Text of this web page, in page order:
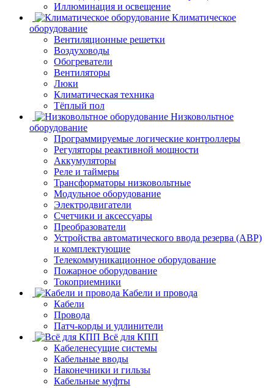
Иллюминация и освещение
Климатическое
оборудование
Вентиляционные решетки
Воздуховоды
Обогреватели
Вентиляторы
Люки
Климатическая техника
Тёплый пол
Низковольтное
оборудование
Программируемые логические контроллеры
Регуляторы реактивной мощности
Аккумуляторы
Реле и таймеры
Трансформаторы низковольтные
Модульное оборудование
Электродвигатели
Счетчики и аксессуары
Преобразователи
Устройства автоматического ввода резерва (АВР)
и комплектующие
Телекоммуникационное оборудование
Пожарное оборудование
Токоприемники
Кабели и провода
Кабели
Провода
Патч-корды и удлинители
Всё для КПП
Кабеленесущие системы
Кабельные вводы
Наконечники и гильзы
Кабельные муфты